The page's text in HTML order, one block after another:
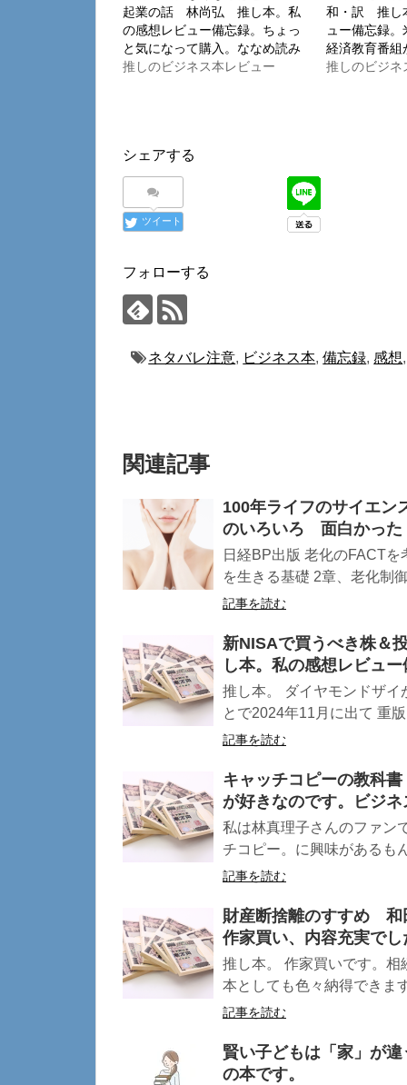
中…
起業の話 林尚弘 推し本。私
の感想レビュー備忘録。ちょっ
と気になって購入。ななめ読み
推しのビジネス本レビュー
和・訳 推し
ュー備忘録
経済教育番組
推しのビジネ
シェアする
ツイート
フォローする
ネタバレ注意, ビジネス本,備忘録,感想
関連記事
100年ライフのサイエ
のいろいろ 面白かった
日経BP出版 老化のFACT
を生きる基礎 2章、老化制
記事を読む
新NISAで買うべき株
し本。私の感想レビュ
推し本。 ダイヤモンドザ
とで2024年11月に出て 重
記事を読む
キャッチコピーの教科
が好きなのです。ビジ
私は林真理子さんのファン
チコピー。に興味があるも
記事を読む
財産断捨離のすすめ 和
作家買い、内容充実で
推し本。 作家買いです。
本としても色々納得できま
記事を読む
賢い子どもは「家」が
の本です。